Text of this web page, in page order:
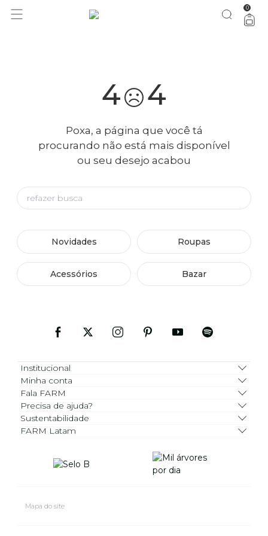
bazar FARM Rio: tudo 50% OFF 0
4 4
Poxa, a página que você tá
procurando não está mais disponível
ou seu desejo acabou
Novidades Roupas
Acessórios Bazar
Institucional
Minha conta
Fala FARM
Precisa de ajuda?
Sustentabilidade
FARM Latam
Mapa do site